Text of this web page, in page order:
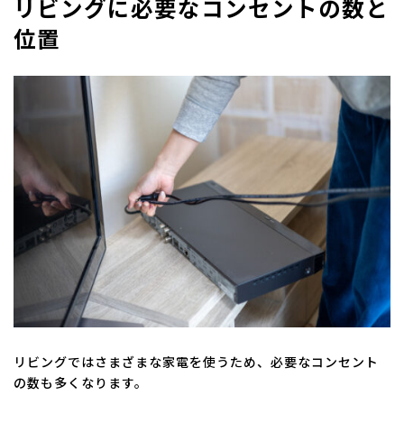
リビングに必要なコンセントの数と
位置
リビングではさまざまな家電を使うため、必要なコンセント
の数も多くなります。